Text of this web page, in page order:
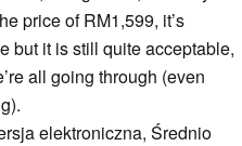
price of RM1,599, it’s
but it is still quite acceptable,
all going through (even
elektroniczna, Średnio